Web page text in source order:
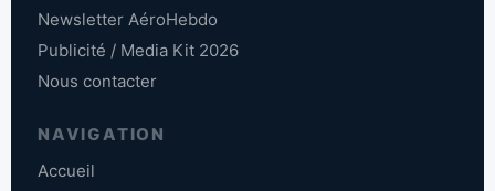
Newsletter AéroHebdo
Publicité / Media Kit 2026
Nous contacter
NAVIGATION
Accueil